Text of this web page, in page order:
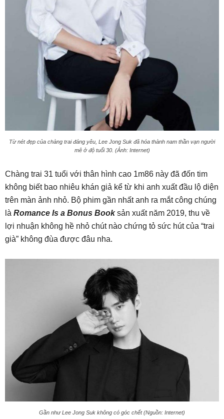
Từ nét đẹp của chàng trai đáng yêu, Lee Jong Suk đã hóa thành nam thần vạn người
mê ở độ tuổi 30. (Ảnh: Internet)
Chàng trai 31 tuổi với thân hình cao 1m86 này đã đốn tim
không biết bao nhiêu khán giả kể từ khi anh xuất đầu lộ diện
trên màn ảnh nhỏ. Bộ phim gần nhất anh ra mắt công chúng
là Romance Is a Bonus Book sản xuất năm 2019, thu về
lợi nhuận không hề nhỏ chút nào chứng tỏ sức hút của “trai
già” không đùa được đâu nha.
Gần như Lee Jong Suk không có góc chết (Nguồn: Internet)